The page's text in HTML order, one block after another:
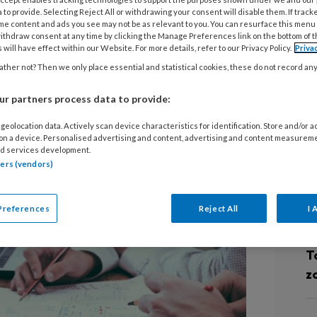
voor in de ggz om per
in te voeren. Nog dit jaar komt er
aanpassing van de huidige ggz-
to provide. Selecting Reject All or withdrawing your consent will disable them. If
content and ads you see may not be as relevant to you. You can resurface this
consent at any time by clicking the Manage Preferences link on the bottom of
will have effect within our Website. For more details, refer to our Privacy Policy.
not? Then we only place essential and statistical cookies, these do not record
partners process data to provide:
data. Actively scan device characteristics for identification. Store and/or
a device. Personalised advertising and content, advertising and content
services development.
(vendors)
Reject All I